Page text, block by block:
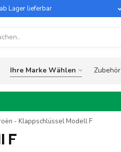
Lager lieferbar
Ihre Marke Wählen Zubehör
- Klappschlüssel Modell F
F